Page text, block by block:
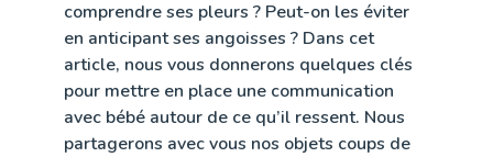
comprendre ses pleurs ? Peut-on les éviter
en anticipant ses angoisses ? Dans cet
article, nous vous donnerons quelques clés
pour mettre en place une communication
avec bébé autour de ce qu’il ressent. Nous
partagerons avec vous nos objets coups de